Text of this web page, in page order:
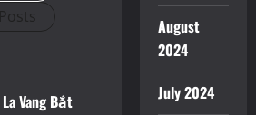
Vang Bắt
August
2024
July 2024